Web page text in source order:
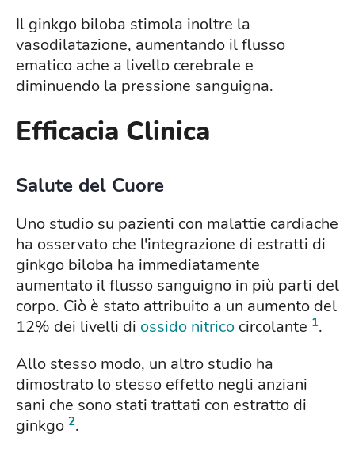
Il ginkgo biloba stimola inoltre la
vasodilatazione, aumentando il flusso
ematico ache a livello cerebrale e
diminuendo la pressione sanguigna.
Efficacia Clinica
Salute del Cuore
Uno studio su pazienti con malattie cardiache
ha osservato che l'integrazione di estratti di
ginkgo biloba ha immediatamente
aumentato il flusso sanguigno in più parti del
corpo. Ciò è stato attribuito a un aumento del
12% dei livelli di ossido nitrico circolante 1.
Allo stesso modo, un altro studio ha
dimostrato lo stesso effetto negli anziani
sani che sono stati trattati con estratto di
ginkgo 2.